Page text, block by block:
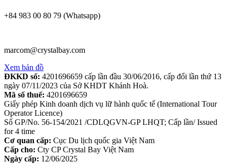
+84 983 00 80 79 (Whatsapp)
marcom@crystalbay.com
Xem bản đồ
ĐKKD số: 4201696659 cấp lần đầu 30/06/2016, cấp đổi lần thứ 13
ngày 07/11/2023 của Sở KHDT Khánh Hoà.
Mã số thuế: 4201696659
Giấy phép Kinh doanh dịch vụ lữ hành quốc tế (International Tour
Operator Licence)
Số GP/No. 56-154/2021 /CDLQGVN-GP LHQT; Cấp lần/ Issued
for 4 time
Cơ quan cấp: Cục Du lịch quốc gia Việt Nam
Cấp cho: Cty CP Crystal Bay Việt Nam
Ngày cấp: 12/06/2025